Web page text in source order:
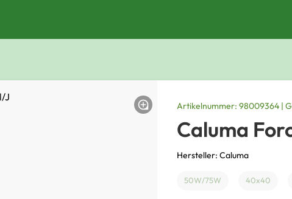
Artikelnummer: 98009364 |
Caluma
Hersteller: Caluma
50W/75W 40x40